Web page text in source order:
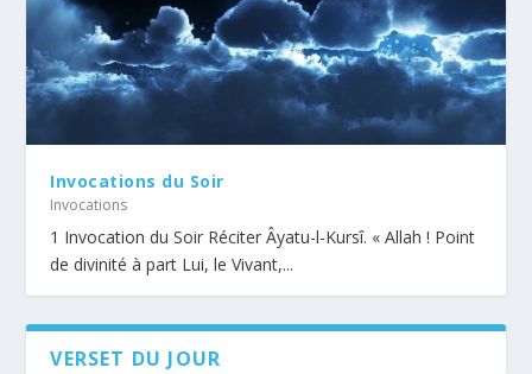
Invocations du Soir
Invocations
1 Invocation du Soir Réciter Âyatu-l-Kursî. « Allah ! Point
de divinité à part Lui, le Vivant,...
VERSET DU JOUR